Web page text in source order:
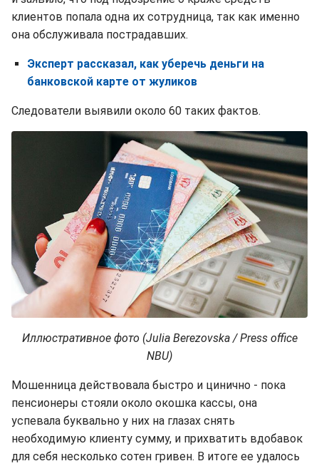
клиентов попала одна их сотрудница, так как именно
она обслуживала пострадавших.
Эксперт рассказал, как уберечь деньги на
банковской карте от жуликов
Следователи выявили около 60 таких фактов.
Иллюстративное фото (Julia Berezovska / Press office
NBU)
Мошенница действовала быстро и цинично - пока
пенсионеры стояли около окошка кассы, она
успевала буквально у них на глазах снять
необходимую клиенту сумму, и прихватить вдобавок
для себя несколько сотен гривен. В итоге ее удалось